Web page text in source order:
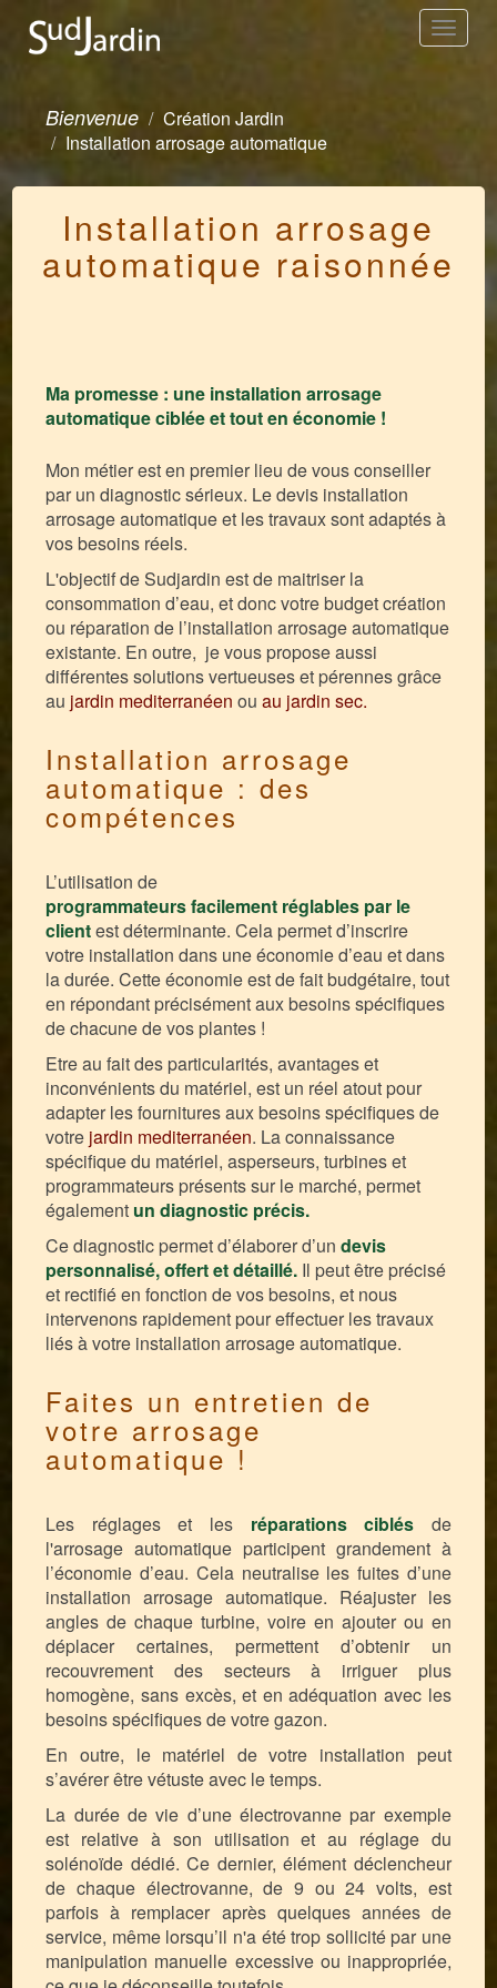
Toggle
navigation
Bienvenue
Création Jardin
Installation arrosage automatique
Installation arrosage
automatique raisonnée
Ma promesse : une installation arrosage
automatique ciblée et tout en économie !
Mon métier est en premier lieu de vous conseiller
par un diagnostic sérieux. Le devis installation
arrosage automatique et les travaux sont adaptés à
vos besoins réels.
L'objectif de Sudjardin est de maitriser la
consommation d’eau, et donc votre budget création
ou réparation de l’installation arrosage automatique
existante. En outre, je vous propose aussi
différentes solutions vertueuses et pérennes grâce
au jardin mediterranéenou au jardin sec.
Installation arrosage
automatique : des
compétences
L’utilisation de
programmateursfacilement réglables par le
clientest déterminante. Cela permet d’inscrire
votre installation dans une économie d’eau et dans
la durée. Cette économie est de fait budgétaire, tout
en répondant précisément aux besoins spécifiques
de chacune de vos plantes !
Etre au fait des particularités, avantages et
inconvénients du matériel, est un réel atout pour
adapter les fournitures aux besoins spécifiques de
votre jardin mediterranéen. La connaissance
spécifique du matériel, asperseurs, turbines et
programmateurs présents sur le marché, permet
également un diagnostic précis.
Ce diagnostic permet d’élaborer d’undevis
personnalisé,offert et détaillé. Il peut être précisé
et rectifié en fonction de vos besoins, et nous
intervenons rapidement pour effectuer les travaux
liés à votre installation arrosage automatique.
Faites un entretien de
votre arrosage
automatique !
Les réglages et les réparations ciblés de
l'arrosage automatique participent grandement à
l’économie d’eau. Cela neutralise les fuites d’une
installation arrosage automatique. Réajuster les
angles de chaque turbine, voire en ajouter ou en
déplacer certaines, permettent d’obtenir un
recouvrement des secteurs à irriguer plus
homogène, sans excès, et en adéquation avec les
besoins spécifiques de votre gazon.
En outre, le matériel de votre installation peut
s’avérer être vétuste avec le temps.
La durée de vie d’une électrovanne par exemple
est relative à son utilisation et au réglage du
solénoïde dédié. Ce dernier, élément déclencheur
de chaque électrovanne, de 9 ou 24 volts, est
parfois à remplacer après quelques années de
service, même lorsqu’il n'a été trop sollicité par une
manipulation manuelle excessive ou inappropriée,